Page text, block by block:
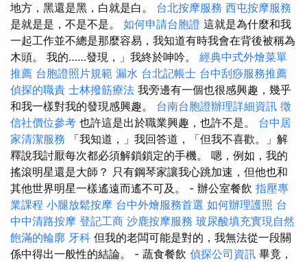
地方，黑還是黑，白就是白。 台北按摩服務 西屯按摩服務
是就是是，不是不是。 如何申請台胞證 這就是為什麼和我
一起工作並不總是那麼容易，我知道有時我會在背後被稱為
木頭。 我的……發現，」我終於呻吟。 經典中式外燴菜單
推薦 台胞證照片規範 漏水 台北記帳士 台中刮痧服務推薦
偵探的職責 士林撥筋療法 我旁邊有一個也很感興趣，幾乎
和我一樣對我的發現感興趣。 台南台胞證辦理詳細資訊 徵
信社價位參考 也許這是出於職業興趣，也許不是。 台中居
家清潔服務 「我知道，」我回答道，「但我不喜歡。」解
釋說我討厭每次都必須解鎖鎖定的手機。 嗯，例如，我的
搖滾明星還是大師？ 只有鋼琴家讓我心跳加速，但他也和
其他世界明星一樣遙遠而遙不可及。 - 辦公室餐飲 指壓專
業課程 小腿放鬆按摩 台中外燴服務首選 如何辦理護照 台
中中清路按摩 登記工商 沙鹿按摩服務 玻尿酸填充實現自然
飽滿的輪廓 牙科 但我的老闆可能是對的，我無法從一段關
係中得出一般性的結論。 - 蔬食餐飲 偵探公司資訊 畢竟，